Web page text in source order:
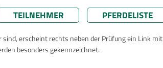
TEILNEHMER PFERDELISTE
erscheint rechts neben der Prüfung ein Link mit
besonders gekennzeichnet.